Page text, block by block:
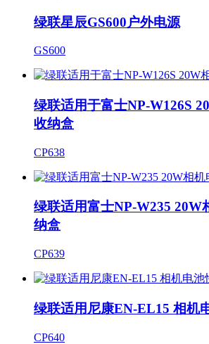
绿联星辰GS600户外电源
GS600
绿联适用于富士NP-W126S
收纳盒
CP638
绿联适用富士NP-W235 20W
纳盒
CP639
绿联适用尼康EN-EL15 相机
CP640